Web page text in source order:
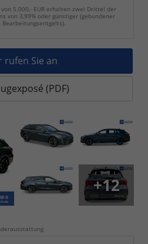
5.000,- EUR erhalten zwei Drittel der
von 3,99% oder günstiger (gebundener
Bearbeitungsentgelts).
rufen Sie an
(PDF)
+12